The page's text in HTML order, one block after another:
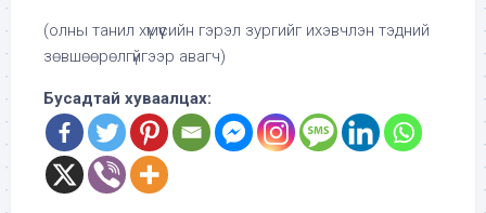
(олны танил хүмүүсийн гэрэл зургийг ихэвчлэн тэдний
зөвшөөрөлгүйгээр авагч)
Бусадтай хуваалцах: